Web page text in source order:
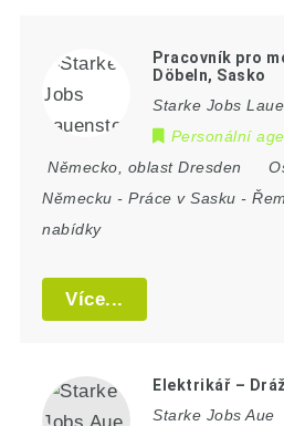
Pracovník pro
Döbeln, Sasko
Starke Jobs
Personální
Německo
oblast Dresden
Německu -Práce v Sasku -
nabídky
Více...
Elektrikář –
Starke Jobs Aue